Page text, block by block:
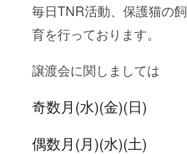
毎日TNR活動、保護猫の飼
育を行っております。
譲渡会に関しましては
奇数月(水)(金)(日)
偶数月(月)(水)(土)